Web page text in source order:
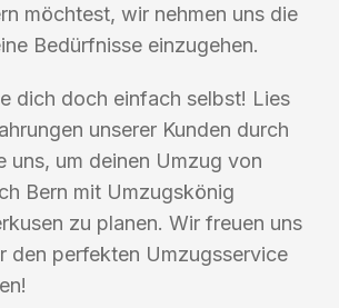
möchtest, wir nehmen uns die
Bedürfnisse einzugehen.
dich doch einfach selbst! Lies
unserer Kunden durch
uns, um deinen Umzug von
Bern mit Umzugskönig
zu planen. Wir freuen uns
den perfekten Umzugsservice